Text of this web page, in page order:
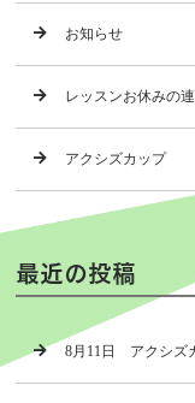
お知らせ
レッスンお休みの
アクシズカップ
最近の投稿
8月11日 アクシズ